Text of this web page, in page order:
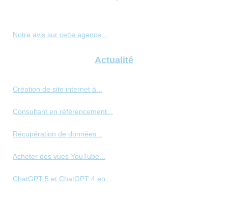
Notre avis sur cette agence...
Actualité
Création de site internet à...
Consultant en référencement...
Récupération de données...
Acheter des vues YouTube...
ChatGPT 5 et ChatGPT 4 en...